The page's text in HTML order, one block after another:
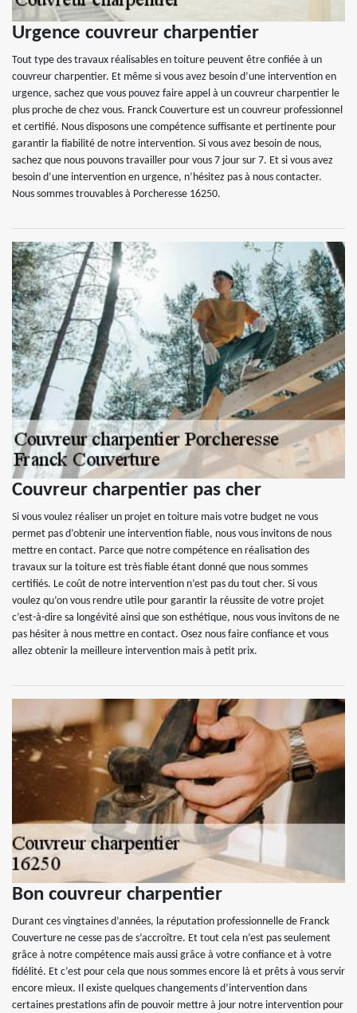
Urgence couvreur charpentier
Tout type des travaux réalisables en toiture peuvent être confiée à un
couvreur charpentier. Et même si vous avez besoin d’une intervention en
urgence, sachez que vous pouvez faire appel à un couvreur charpentier le
plus proche de chez vous. Franck Couverture est un couvreur professionnel
et certifié. Nous disposons une compétence suffisante et pertinente pour
garantir la fiabilité de notre intervention. Si vous avez besoin de nous,
sachez que nous pouvons travailler pour vous 7 jour sur 7. Et si vous avez
besoin d’une intervention en urgence, n’hésitez pas à nous contacter.
Nous sommes trouvables à Porcheresse 16250.
Couvreur charpentier pas cher
Si vous voulez réaliser un projet en toiture mais votre budget ne vous
permet pas d’obtenir une intervention fiable, nous vous invitons de nous
mettre en contact. Parce que notre compétence en réalisation des
travaux sur la toiture est très fiable étant donné que nous sommes
certifiés. Le coût de notre intervention n’est pas du tout cher. Si vous
voulez qu’on vous rendre utile pour garantir la réussite de votre projet
c’est-à-dire sa longévité ainsi que son esthétique, nous vous invitons de ne
pas hésiter à nous mettre en contact. Osez nous faire confiance et vous
allez obtenir la meilleure intervention mais à petit prix.
Bon couvreur charpentier
Durant ces vingtaines d’années, la réputation professionnelle de Franck
Couverture ne cesse pas de s’accroître. Et tout cela n’est pas seulement
grâce à notre compétence mais aussi grâce à votre confiance et à votre
fidélité. Et c’est pour cela que nous sommes encore là et prêts à vous servir
encore mieux. Il existe quelques changements d’intervention dans
certaines prestations afin de pouvoir mettre à jour notre intervention pour